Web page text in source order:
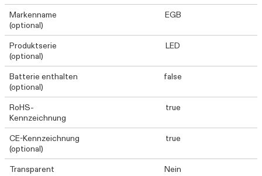
Markenname
(optional)
EGB
Produktserie
(optional)
LED
Batterie enthalten
(optional)
false
RoHS-
Kennzeichnung
true
CE-Kennzeichnung
(optional)
true
Transparent
Nein